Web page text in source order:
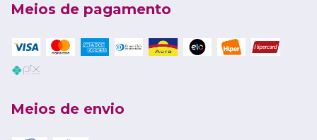
Meios de pagamento
Meios de envio